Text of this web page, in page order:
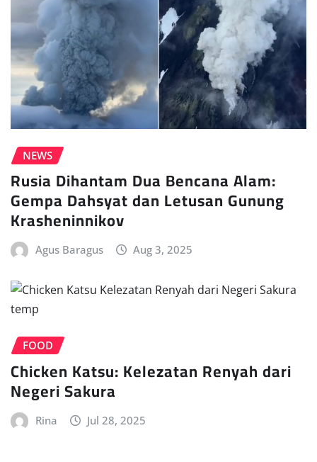
NEWS
Rusia Dihantam Dua Bencana Alam:
Gempa Dahsyat dan Letusan Gunung
Krasheninnikov
Agus Baragus Aug 3, 2025
FOOD
Chicken Katsu: Kelezatan Renyah dari
Negeri Sakura
Rina Jul 28, 2025